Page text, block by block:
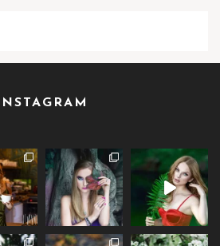
INSTAGRAM